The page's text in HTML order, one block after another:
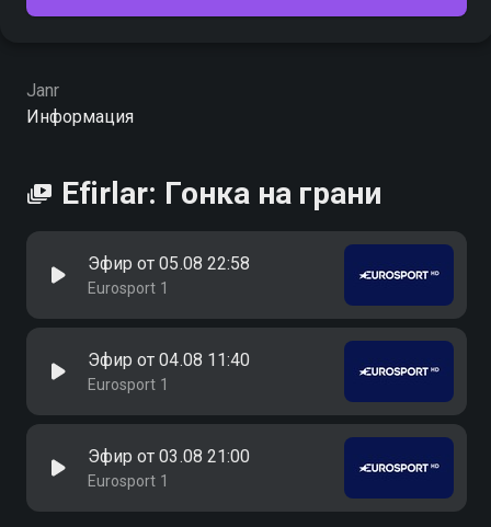
Janr
Информация
Efirlar: Гонка на грани
Эфир от 05.08 22:58
Eurosport 1
Эфир от 04.08 11:40
Eurosport 1
Эфир от 03.08 21:00
Eurosport 1